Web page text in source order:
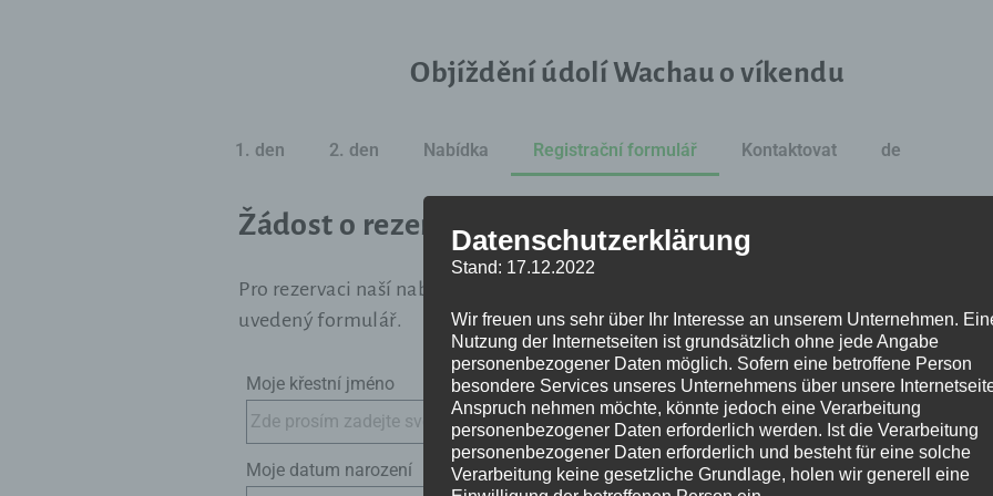
Objíždění údolí Wachau o víkendu
1. den 2. den Nabídka Registrační formulář Kontaktovat de
Žádost o rezervaci
Pro rezervaci naší nabídky „Pěší turistika – víkend ve Wachau“ můžete použít níže
uvedený formulář.
Moje křestní jméno Moje příjmení
Moje datum narození Moje adresa
Datenschutzerklärung
Stand: 17.12.2022
Wir freuen uns sehr über Ihr Interesse an unserem Unternehmen.
Nutzung der Internetseiten ist grundsätzlich ohne jede Angabe
personenbezogener Daten möglich. Sofern eine betroffene Person
besondere Services unseres Unternehmens über unsere
Anspruch nehmen möchte, könnte jedoch eine Verarbeitung
personenbezogener Daten erforderlich werden. Ist die Verarbeitung
personenbezogener Daten erforderlich und besteht für eine solche
Verarbeitung keine gesetzliche Grundlage, holen wir generell eine